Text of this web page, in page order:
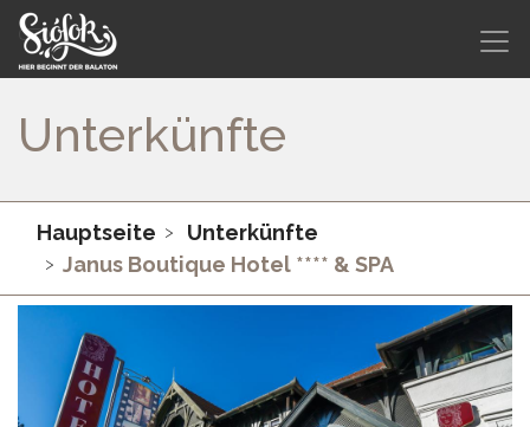
Unterkünfte
Hauptseite
Unterkünfte
Janus Boutique Hotel **** & SPA